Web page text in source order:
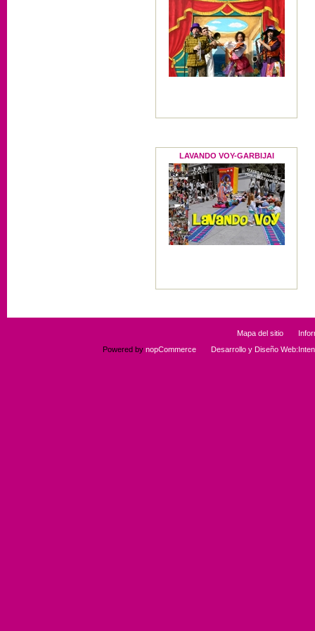
LAVANDO VOY-GARBIJAI
Mapa del sitio
Powered by nopCommerce Desarrollo y Diseño